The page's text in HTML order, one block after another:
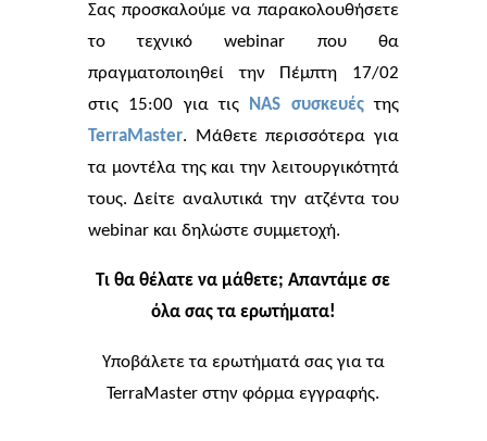
Σας προσκαλούμε να παρακολουθήσετε
το τεχνικό webinar που θα
πραγματοποιηθεί την Πέμπτη 17/02
στις 15:00 για τις
NAS συσκευέςτης
TerraMaster. Μάθετε περισσότερα για
τα μοντέλα της και την λειτουργικότητά
τους. Δείτε αναλυτικά την ατζέντα του
webinar και δηλώστε συμμετοχή.
Τι θα θέλατε να μάθετε; Απαντάμε σε
όλα σας τα ερωτήματα!
Υποβάλετε τα ερωτήματά σας για τα
TerraMaster στην φόρμα εγγραφής.